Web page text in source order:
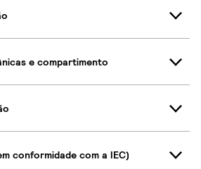
e compartimento
conformidade com a IEC)